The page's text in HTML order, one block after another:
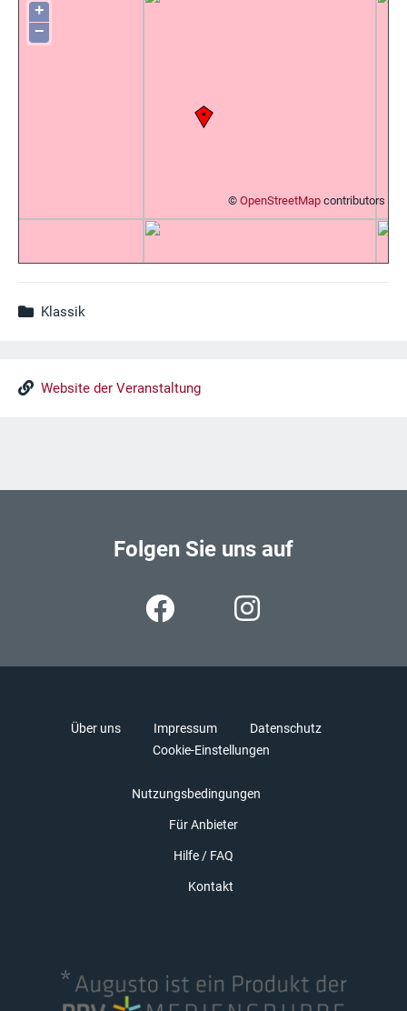
+
−
© OpenStreetMap contributors
Klassik
Website der Veranstaltung
Folgen Sie uns auf
Über uns Impressum
Datenschutz
Cookie-Einstellungen
Nutzungsbedingungen
Für Anbieter
Hilfe / FAQ
Kontakt